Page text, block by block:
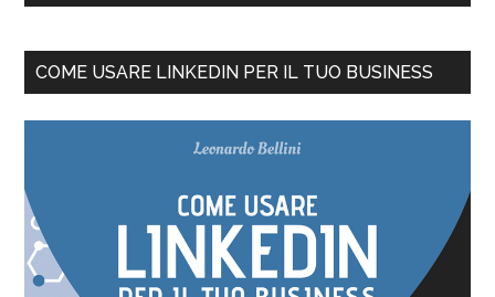
COME USARE LINKEDIN PER IL TUO BUSINESS